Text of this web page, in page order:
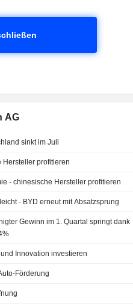
AG
sinkt im Juli
Hersteller profitieren
- chinesische Hersteller profitieren
- BYD erneut mit Absatzsprung
Gewinn im 1. Quartal springt dank
Innovation investieren
Förderung